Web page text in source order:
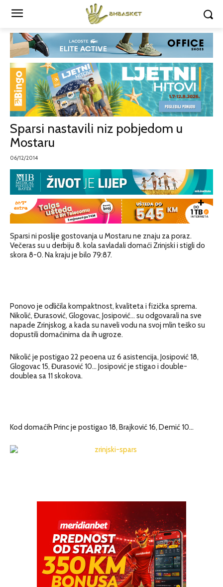
Sparsi nastavili niz pobjedom u
Mostaru
06/12/2014
Sparsi ni poslije gostovanja u Mostaru ne znaju za poraz.
Večeras su u derbiju 8. kola savladali domaći Zrinjski i stigli do
skora 8-0. Na kraju je bilo 79:87.
Ponovo je odličila kompaktnost, kvaliteta i fizička sprema.
Nikolić, Đurasović, Glogovac, Josipović… su odgovarali na sve
napade Zrinjskog, a kada su naveli vodu na svoj mlin teško su
dopustili domaćinima da ih ugroze.
Nikolić je postigao 22 peoena uz 6 asistencija, Josipović 18,
Glogovac 15, Đurasović 10… Josipović je stigao i double-
doublea sa 11 skokova.
Kod domaćih Princ je postigao 18, Brajković 16, Demić 10…